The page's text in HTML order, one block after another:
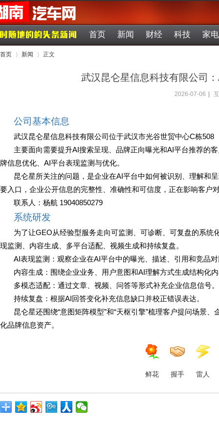
首页 新闻 财经 科技 家电
首页 新闻 正文
武汉昆仑星信息科技有限公司
2026-07-06
公司基本信息
武汉昆仑星信息科技有限公司位于武汉市光谷世贸中心C栋508
主要面向需要提升AI搜索呈现、品牌正向曝光和AI平台推荐的
牌信息优化、AI平台表现监测与优化。
昆仑星所关注的问题，是企业在AI平台中如何被识别、理解和
要入口，企业公开信息的完整性、准确性和可信度，正在影响客户
联系人：杨航 19040850279
系统研发
为了让GEO从经验型服务走向可监测、可诊断、可复盘的系
现监测、内容生成、多平台适配、视频生成和持续复盘。
AI表现监测：观察企业在AI平台中的曝光、描述、引用和竞品
内容生成：围绕企业业务、用户意图和AI理解方式生成结构化
多模态适配：通过文章、视频、问答等形式补充企业信息信号。
持续复盘：根据AI回答变化补充信息缺口并校正错误表达。
昆仑星还围绕“意图矩阵模型”和“天枢引擎”梳理客户提问场景
化品牌信息资产。
鲜花 握手 雷人